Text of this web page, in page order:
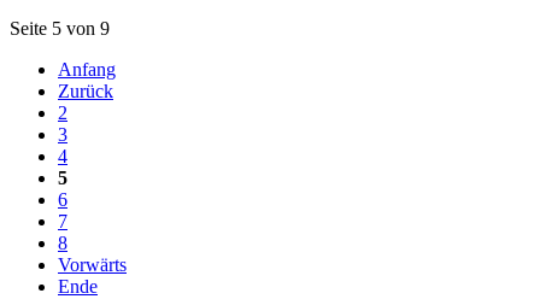
Seite 5 von 9
Anfang
Zurück
2
3
4
5
6
7
8
Vorwärts
Ende